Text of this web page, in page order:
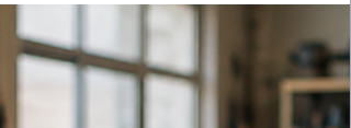
domingo 12 de julio en la localidad de El
Carmen. Las imponentes instalaciones del
Complejo "Marcelo Palentini" fueron
de la sexta y última fecha, que reunió a
competidores de San Salvador, Palpalá,